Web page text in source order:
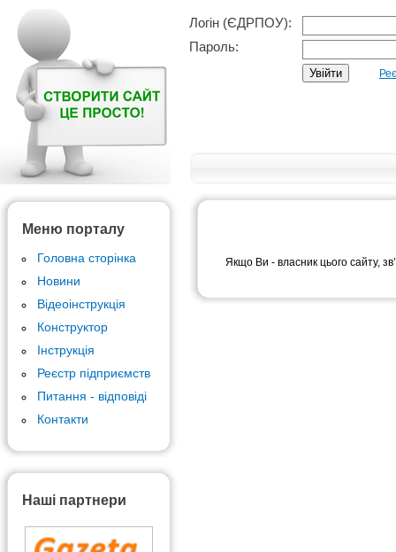
Логін (ЄДРПОУ):
Пароль:
Меню порталу
Головна сторінка
Новини
Відеоінструкція
Конструктор
Інструкція
Реєстр підприємств
Питання - відповіді
Контакти
Наші партнери
Якщо Ви - власник цього сайту,